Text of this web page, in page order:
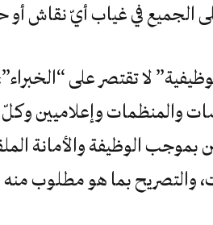
الجميع في غياب أيّ نقاش أو
لا تقتصر على
والمنظمات وإعلاميين
الوظيفة والأمانة
بما هو مطلوب منه